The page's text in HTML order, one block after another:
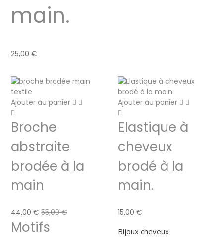
main.
25,00 €
Ajouter au panier
Broche
abstraite
brodée à la
main
44,00 € 55,00€
Motifs
Ajouter au panier
Elastique à
cheveux
brodé à la
main.
15,00 €
Bijoux cheveux